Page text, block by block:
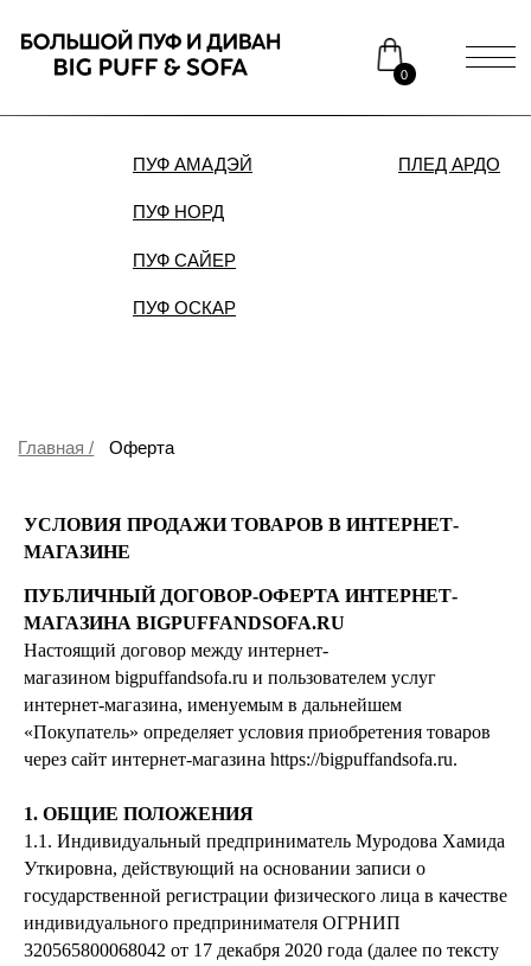
Сотрудничество
Медиаприсутствие
ПУФ АМАДЭЙ
ПУФ ОСКАР
ПЛЕД АРДО ДИВАН
УСЛОВИЯ ПРОДАЖИ ТОВАРОВ В ИНТЕРНЕТ-
МАГАЗИНЕ
ПУБЛИЧНЫЙ ДОГОВОР-ОФЕРТА ИНТЕРНЕТ-
МАГАЗИНА BIGPUFFANDSOFA.RU
Настоящий договор между интернет-
магазином bigpuffandsofa.ru и пользователем услуг
интернет-магазина, именуемым в дальнейшем
«Покупатель» определяет условия приобретения товаров
через сайт интернет-магазина https://bigpuffandsofa.ru.
1. ОБЩИЕ ПОЛОЖЕНИЯ
1.1. Индивидуальный предприниматель Муродова Хамида
Уткировна, действующий на основании записи о
государственной регистрации физического лица в качестве
индивидуального предпринимателя ОГРНИП
320565800068042 от 17 декабря 2020 года (далее по тексту